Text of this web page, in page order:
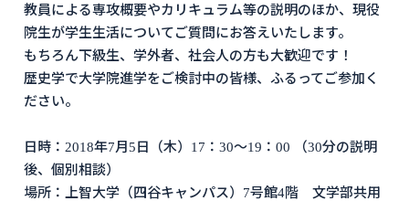
教員による専攻概要やカリキュラム等の説明のほか、現役
院生が学生生活についてご質問にお答えいたします。
もちろん下級生、学外者、社会人の方も大歓迎です！
歴史学で大学院進学をご検討中の皆様、ふるってご参加く
ださい。
日時：2018年7月5日（木）17：30～19：00 （30分の説明
後、個別相談）
場所：上智大学（四谷キャンパス）7号館4階 文学部共用